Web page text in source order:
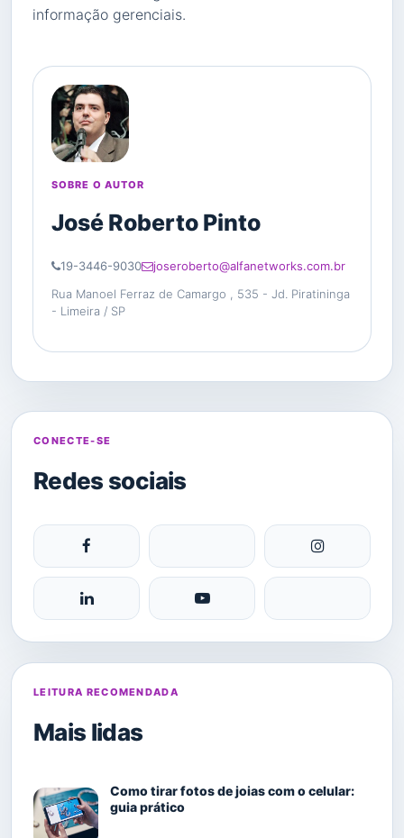
informação gerenciais.
SOBRE O AUTOR
José Roberto Pinto
19-3446-9030
joseroberto@alfanetworks.com.br
Rua Manoel Ferraz de Camargo , 535 - Jd. Piratininga
- Limeira / SP
CONECTE-SE
Redes sociais
LEITURA RECOMENDADA
Mais lidas
Como tirar fotos de joias com o celular:
guia prático